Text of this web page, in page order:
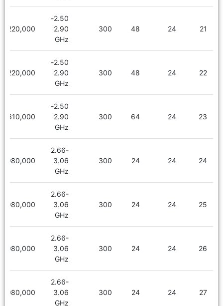
21
24
48
300
2.50-
2.90
GHz
2,220,000
22
24
48
300
2.50-
2.90
GHz
2,220,000
23
24
64
300
2.50-
2.90
GHz
2,610,000
24
24
24
300
2.66-
3.06
GHz
1,980,000
25
24
24
300
2.66-
3.06
GHz
1,980,000
26
24
24
300
2.66-
3.06
GHz
1,980,000
27
24
24
300
2.66-
3.06
GHz
1,980,000